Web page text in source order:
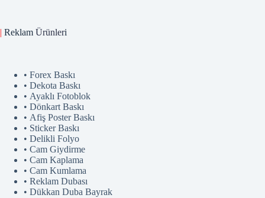
| Reklam Ürünleri
• Forex Baskı
• Dekota Baskı
• Ayaklı Fotoblok
• Dönkart Baskı
• Afiş Poster Baskı
• Sticker Baskı
• Delikli Folyo
• Cam Giydirme
• Cam Kaplama
• Cam Kumlama
• Reklam Dubası
• Dükkan Duba Bayrak